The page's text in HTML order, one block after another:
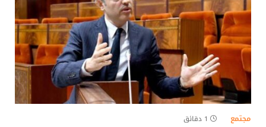
مجتمع 1 دقائق